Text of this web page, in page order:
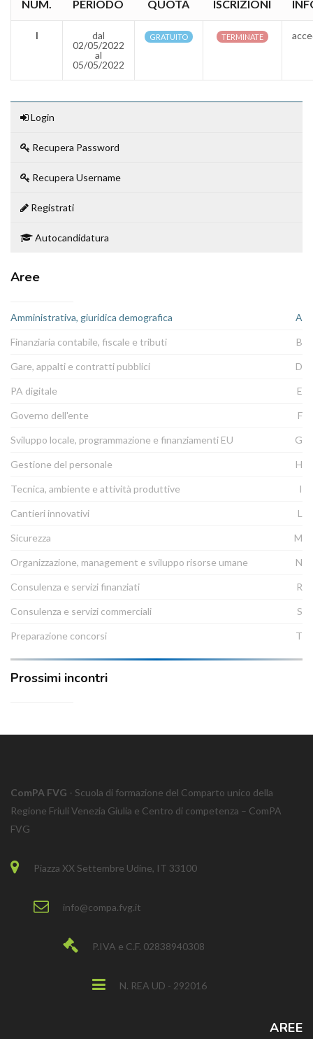
NUM. PERIODO QUOTA ISCRIZIONI
I
dal
02/05/2022
al
05/05/2022
GRATUITO TERMINATE
Login
Recupera Password
Recupera Username
Registrati
Autocandidatura
Aree
Amministrativa, giuridica demografica A
Finanziaria contabile, fiscale e tributi B
Gare, appalti e contratti pubblici D
PA digitale E
Governo dell'ente F
Sviluppo locale, programmazione e finanziamenti EU G
Gestione del personale H
Tecnica, ambiente e attività produttive I
Cantieri innovativi L
Sicurezza M
Organizzazione, management e sviluppo risorse umane N
Consulenza e servizi finanziati R
Consulenza e servizi commerciali S
Preparazione concorsi T
Prossimi incontri
ComPA FVG - Scuola di formazione del Comparto unico della
Regione Friuli Venezia Giulia e Centro di competenza – ComPA
FVG
Piazza XX Settembre Udine, IT 33100
info@compa.fvg.it
P.IVA e C.F. 02838940308
N. REA UD - 292016
AREE